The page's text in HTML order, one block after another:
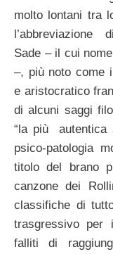
molto lontani tra
l’abbreviazione
Sade – il cui
–, più noto come
e aristocratico
di alcuni saggi
“la più autentica
psico-patologia
titolo del brano
canzone dei
classifiche di
trasgressivo per
falliti di